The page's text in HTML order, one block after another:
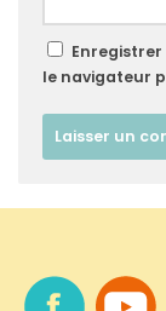
le navigateur